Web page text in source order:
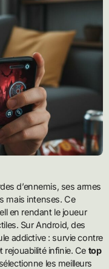
d’ennemis, ses armes
mais intenses. Ce
en rendant le joueur
Sur Android, des
addictive : survie contre
infinie. Ce top
sélectionne les meilleurs